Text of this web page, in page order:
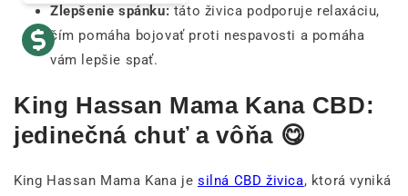
Zlepšenie spánku: táto živica podporuje relaxáciu,
čím pomáha bojovať proti nespavosti a pomáha
vám lepšie spať.
King Hassan Mama Kana CBD:
jedinečná chuť a vôňa 😋
King Hassan Mama Kana jesilná CBD živica, ktorá vyniká